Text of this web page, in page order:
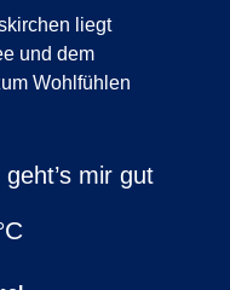
liegt
und dem
Wohlfühlen
mir gut